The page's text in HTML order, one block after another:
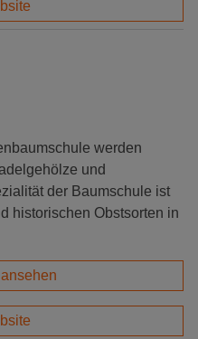
werden
und
der Baumschule ist
historischen Obstsorten in